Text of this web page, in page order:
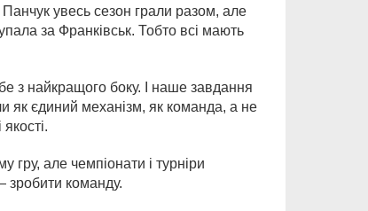
увесь сезон грали разом, але
за Франківськ. Тобто всі мають
з найкращого боку. І наше завдання
як єдиний механізм, як команда, а не
але чемпіонати і турніри
команду.